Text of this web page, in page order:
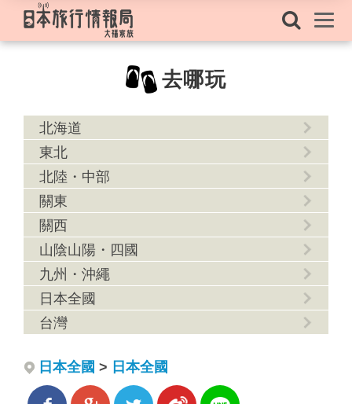
去哪玩
北海道
東北
北陸・中部
關東
關西
山陰山陽・四國
九州・沖繩
日本全國
台灣
日本全國 > 日本全國